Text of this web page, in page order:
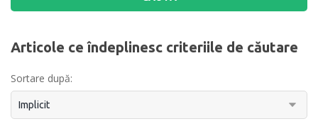
Articole ce îndeplinesc criteriile de căutare
Sortare după: